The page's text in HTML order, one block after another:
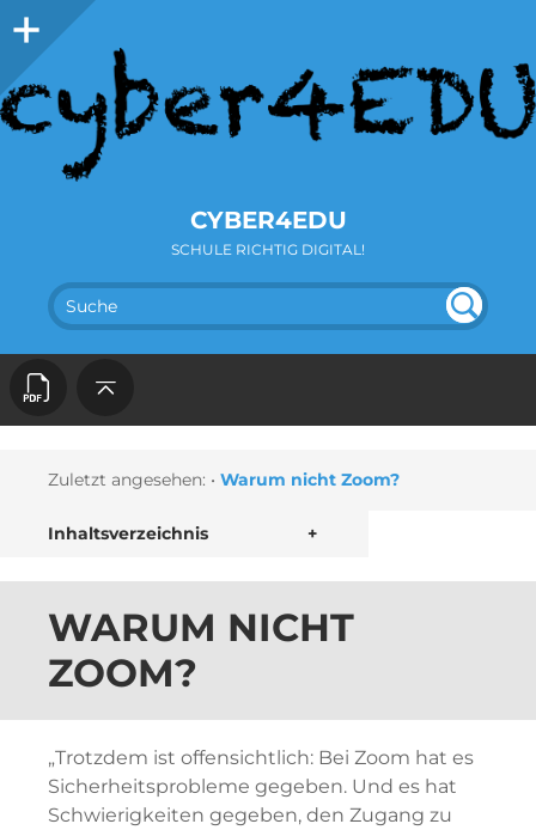
CYBER4EDU
SCHULE RICHTIG DIGITAL!
Zuletzt angesehen: • Warum nicht Zoom?
+
Inhaltsverzeichnis
WARUM NICHT
ZOOM?
„Trotzdem ist offensichtlich: Bei Zoom hat es
Sicherheitsprobleme gegeben. Und es hat
Schwierigkeiten gegeben, den Zugang zu